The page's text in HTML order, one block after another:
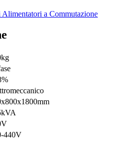
Alimentatori a Commutazione
440V